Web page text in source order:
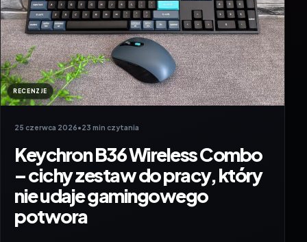
RECENZJE
25 czerwca 2026•23 min czytania
Keychron B36 Wireless Combo
– cichy zestaw do pracy, który
nie udaje gamingowego
potwora